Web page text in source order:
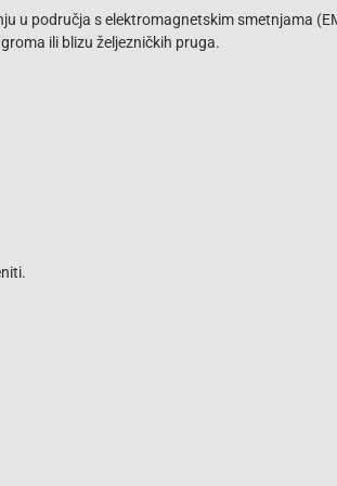
u područja s elektromagnetskim smetnjama
ili blizu željezničkih pruga.